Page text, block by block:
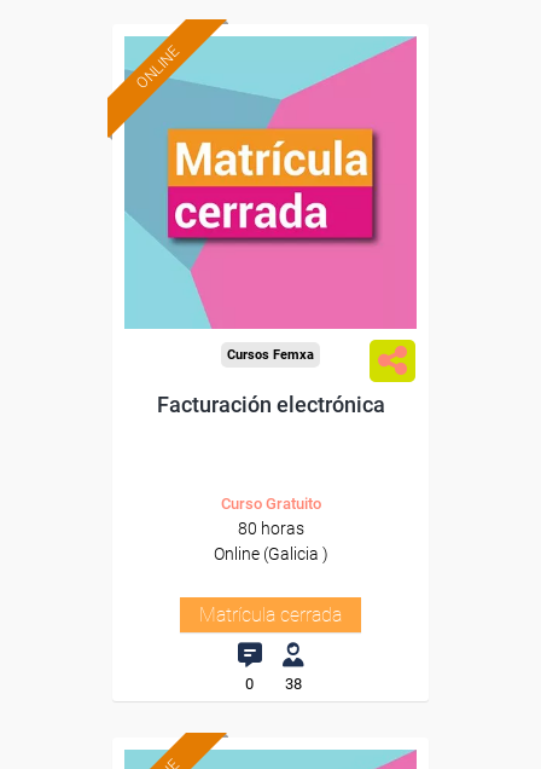
ONLINE
Cursos Femxa
Facturación electrónica
Curso Gratuito
80 horas
Online (Galicia )
Matrícula cerrada
0 38